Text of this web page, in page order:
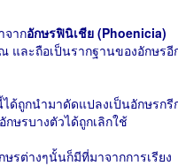
จากอักษรฟินิเชีย (Phoenicia)
และถือเป็นรากฐานของอักษรอี
ด้ถูกนำมาดัดแปลงเป็นอักษรกรี
ษรบางตัวได้ถูกเลิกใช้
ษรต่างๆนั้นก็มีที่มาจากการเรียง